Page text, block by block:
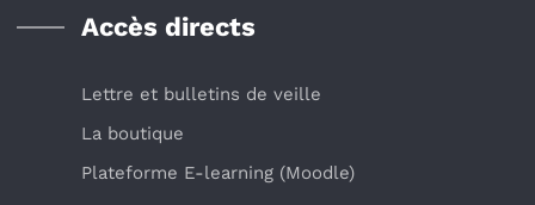
Accès directs
Lettre et bulletins de veille
La boutique
Plateforme E-learning (Moodle)